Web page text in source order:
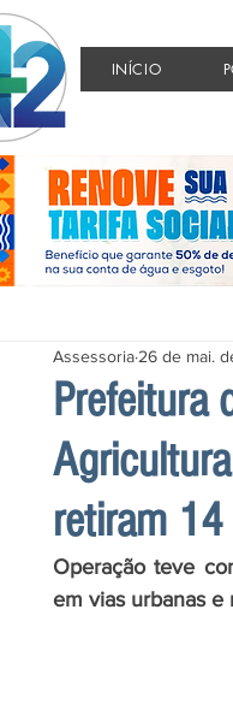
INÍCIO
Prefeitura
retiram
Assessoria 26 de mai.
Operação teve
em vias urbanas